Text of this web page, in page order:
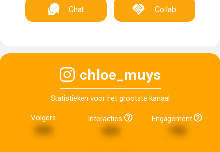
Chat Collab
chloe_muys
Statistieken voor het grootste kanaal
Volgers
656
Interacties Engagement